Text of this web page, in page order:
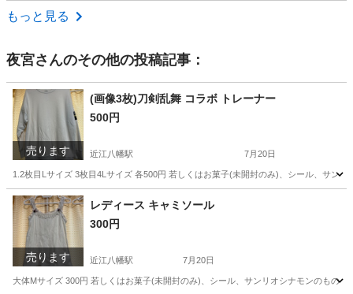
滋賀 蒲生郡
もっと見る
夜宮さんのその他の投稿記事：
売ります
(画像3枚)刀剣乱舞 コラボ トレーナー
500円
近江八幡駅 7月20日
1.2枚目Lサイズ 3枚目4Lサイズ 各500円 若しくはお菓子(未開封のみ)、シール、サン
滋賀 近江八幡市 近江八幡駅
売ります
レディース キャミソール
300円
近江八幡駅 7月20日
大体Mサイズ 300円 若しくはお菓子(未開封のみ)、シール、サンリオシナモンのもの